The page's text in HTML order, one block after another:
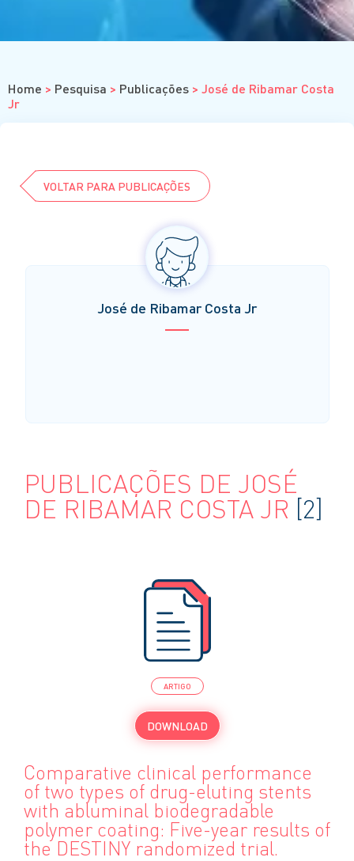
Home > Pesquisa > Publicações > José de Ribamar Costa
Jr
VOLTAR PARA PUBLICAÇÕES
José de Ribamar Costa Jr
PUBLICAÇÕES DE JOSÉ
DE RIBAMAR COSTA JR [2]
ARTIGO
DOWNLOAD
Comparative clinical performance
of two types of drug-eluting stents
with abluminal biodegradable
polymer coating: Five-year results of
the DESTINY randomized trial.